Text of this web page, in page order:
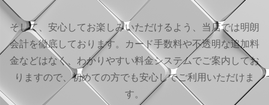
そして、安心してお楽しみいただけるよう、当店では明朗
会計を徹底しております。カード手数料や不透明な追加料
金などはなく、わかりやすい料金システムでご案内してお
りますので、初めての方でも安心してご利用いただけま
す。